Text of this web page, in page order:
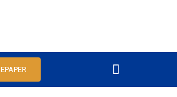
EPAPER